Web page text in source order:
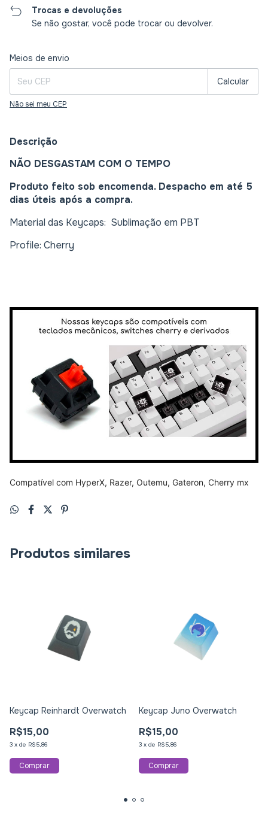
Trocas e devoluções
Se não gostar, você pode trocar ou devolver.
Entregas para o CEP:
Meios de envio
Calcular
Não sei meu CEP
Descrição
NÃO DESGASTAM COM O TEMPO
Produto feito sob encomenda. Despacho em até 5
dias úteis após a compra.
Material das Keycaps: Sublimação em PBT
Profile: Cherry
Compatível com HyperX, Razer, Outemu, Gateron, Cherry mx
Produtos similares
Keycap Reinhardt Overwatch
R$15,00
3 x de R$5,86
Keycap Juno Overwatch
R$15,00
3 x de R$5,86